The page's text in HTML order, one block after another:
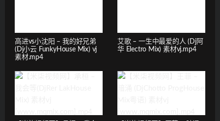
高进vs小沈阳 – 我的好兄弟
(Dj小云 FunkyHouse Mix) vj
素材.mp4
艾歌 – 一生中最爱的人 (Dj阿
华 Electro Mix) 素材vj.mp4